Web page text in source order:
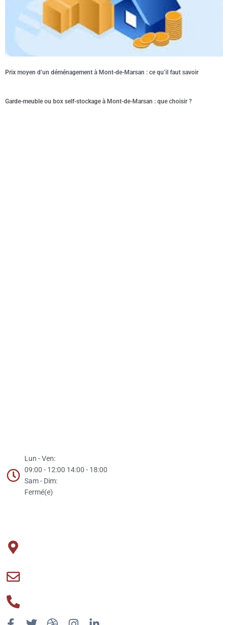
Prix moyen d’un déménagement à Mont-de-Marsan : ce qu’il faut savoir
Garde-meuble ou box self-stockage à Mont-de-Marsan : que choisir ?
Lun - Ven:
09:00 - 12:00 14:00 - 18:00
Sam - Dim:
Fermé(e)